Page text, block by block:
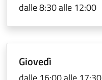
dalle 8:30 alle 12:00
Giovedì